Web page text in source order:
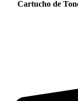
Cartucho de